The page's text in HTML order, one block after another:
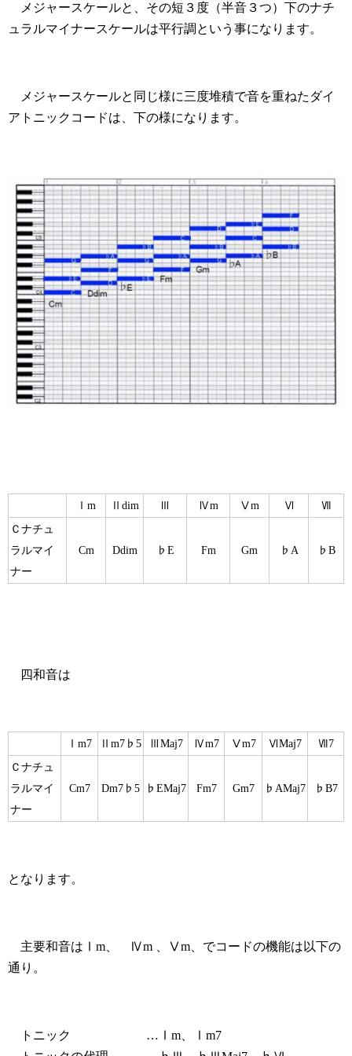
メジャースケールと、その短３度（半音３つ）下のナチ
ュラルマイナースケールは平行調という事になります。
メジャースケールと同じ様に三度堆積で音を重ねたダイ
アトニックコードは、下の様になります。
Ⅰm Ⅱdim Ⅳm Ⅴm Ⅵ
Ⅶ
Ｃナチュ
ラルマイ
ナー
Cm Ddim ♭E Fm Gm ♭A ♭B
四和音は
Ⅰm7 Ⅱm7♭5 ⅢMaj7 Ⅳm7 Ⅴm7 ⅥMaj7
Ⅶ7
Ｃナチュ
ラルマイ
ナー
Cm7 Dm7♭5 ♭EMaj7 Fm7 Gm7 ♭AMaj7 ♭B7
となります。
主要和音はⅠm、 Ⅳm 、Ⅴm、でコードの機能は以下の
通り。
トニック …Ⅰm、Ⅰm7